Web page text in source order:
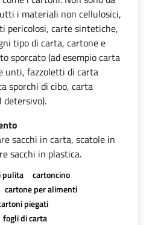
i materiali non cellulosici,
pericolosi, carte sintetiche,
tipo di carta, cartone e
sporcato (ad esempio carta
unti, fazzoletti di carta
sporchi di cibo, carta
sacchi in carta, scatole in
sacchi in plastica.
pulita
cartoncino
cartone per alimenti
piegati
fogli di carta